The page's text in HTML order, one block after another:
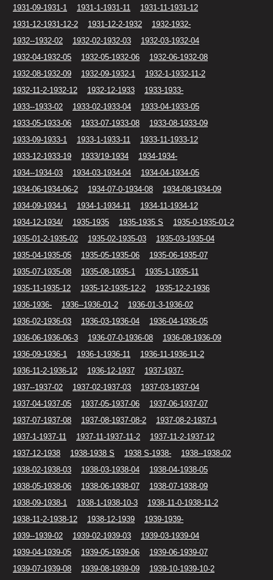
1931-09-1931-1
1931-1-1931-11
1931-11-1931-12
1931-12-1931-12-2
1931-12-2-1932
1932-1932-
1932--1932-02
1932-02-1932-03
1932-03-1932-04
1932-04-1932-05
1932-05-1932-06
1932-06-1932-08
1932-08-1932-09
1932-09-1932-1
1932-1-1932-11-2
1932-11-2-1932-12
1932-12-1933
1933-1933-
1933--1933-02
1933-02-1933-04
1933-04-1933-05
1933-05-1933-06
1933-07-1933-08
1933-08-1933-09
1933-09-1933-1
1933-1-1933-11
1933-11-1933-12
1933-12-1933-19
1933/19-1934
1934-1934-
1934--1934-03
1934-03-1934-04
1934-04-1934-05
1934-06-1934-06-2
1934-07-0-1934-08
1934-08-1934-09
1934-09-1934-1
1934-1-1934-11
1934-11-1934-12
1934-12-1934/
1935-1935 1935-1935 S
1935-0-1935-01-2
1935-01-2-1935-02
1935-02-1935-03
1935-03-1935-04
1935-04-1935-05
1935-05-1935-06
1935-06-1935-07
1935-07-1935-08
1935-08-1935-1
1935-1-1935-11
1935-11-1935-12
1935-12-1935-12-2
1935-12-2-1936
1936-1936-
1936--1936-01-2
1936-01-3-1936-02
1936-02-1936-03
1936-03-1936-04
1936-04-1936-05
1936-06-1936-06-3
1936-07-0-1936-08
1936-08-1936-09
1936-09-1936-1
1936-1-1936-11
1936-11-1936-11-2
1936-11-2-1936-12
1936-12-1937
1937-1937-
1937--1937-02
1937-02-1937-03
1937-03-1937-04
1937-04-1937-05
1937-05-1937-06
1937-06-1937-07
1937-07-1937-08
1937-08-1937-08-2
1937-08-2-1937-1
1937-1-1937-11
1937-11-1937-11-2
1937-11-2-1937-12
1937-12-1938
1938-1938 S 1938 S-1938-
1938--1938-02
1938-02-1938-03
1938-03-1938-04
1938-04-1938-05
1938-05-1938-06
1938-06-1938-07
1938-07-1938-09
1938-09-1938-1
1938-1-1938-10-3
1938-11-0-1938-11-2
1938-11-2-1938-12
1938-12-1939
1939-1939-
1939--1939-02
1939-02-1939-03
1939-03-1939-04
1939-04-1939-05
1939-05-1939-06
1939-06-1939-07
1939-07-1939-08
1939-08-1939-09
1939-10-1939-10-2